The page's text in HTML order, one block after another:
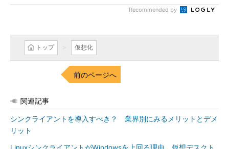
Recommended by
トップ 仮想化
前のページへ
関連記事
シンクライアントを導入すべき？ 業界別にみるメリットとデメ
リット